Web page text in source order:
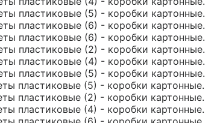
пластиковые (5) - коробки картонные.
пластиковые (6) - коробки картонные.
пластиковые (6) - коробки картонные.
пластиковые (2) - коробки картонные.
пластиковые (4) - коробки картонные.
пластиковые (5) - коробки картонные.
пластиковые (5) - коробки картонные.
пластиковые (2) - коробки картонные.
пластиковые (4) - коробки картонные.